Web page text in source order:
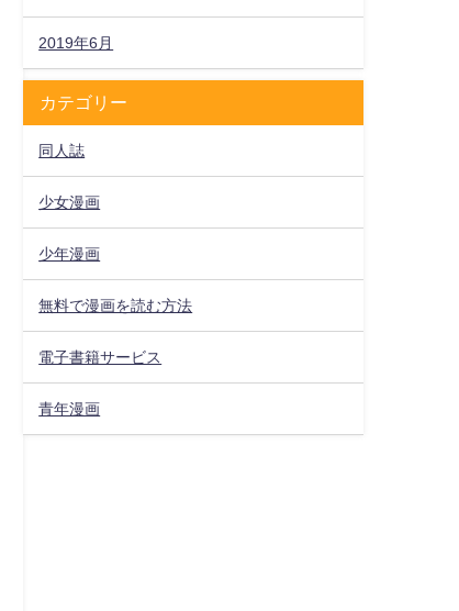
2019年6月
カテゴリー
同人誌
少女漫画
少年漫画
無料で漫画を読む方法
電子書籍サービス
青年漫画